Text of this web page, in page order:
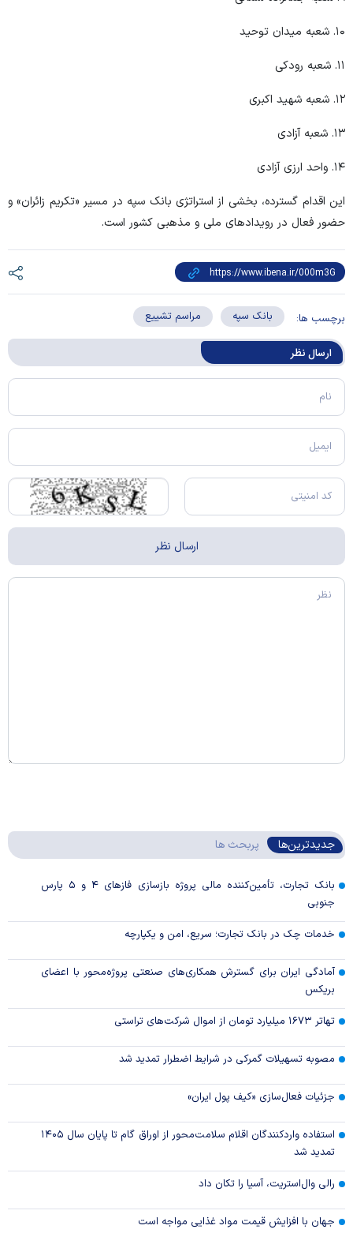
۱۰. شعبه میدان توحید
۱۱. شعبه رودکی
۱۲. شعبه شهید اکبری
۱۳. شعبه آزادی
۱۴. واحد ارزی آزادی
این اقدام گسترده، بخشی از استراتژی بانک سپه در مسیر «تکریم زائران» و
حضور فعال در رویداد‌های ملی و مذهبی کشور است.
برچسب ها: بانک سپه مراسم تشییع
ارسال‌ نظر
جدیدترین‌ها پربحث ها
بانک تجارت، تأمین‌کننده مالی پروژه بازسازی فاز‌های ۴ و ۵ پارس
جنوبی
خدمات چک در بانک تجارت؛ سریع، امن و یکپارچه
آمادگی ایران برای گسترش همکاری‌های صنعتی پروژه‌محور با اعضای
بریکس
تهاتر ۱۶۷۳ میلیارد تومان از اموال شرکت‌های تراستی
مصوبه تسهیلات گمرکی در شرایط اضطرار تمدید شد
جزئیات فعال‌سازی «کیف پول ایران»
استفاده واردکنندگان اقلام سلامت‌محور از اوراق گام تا پایان سال ۱۴۰۵
تمدید شد
رالی وال‌استریت، آسیا را تکان داد
جهان با افزایش قیمت مواد غذایی مواجه است